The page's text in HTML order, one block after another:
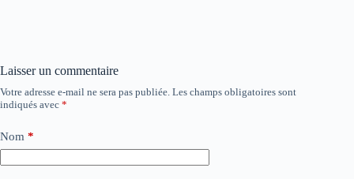
Laisser un commentaire
Votre adresse e-mail ne sera pas publiée. Les champs obligatoires sont
indiqués avec *
Nom *